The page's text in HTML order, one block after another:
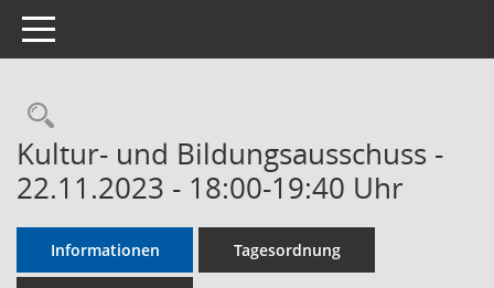
Toggle navigation
Rechercheauswahl
Kultur- und Bildungsausschuss -
22.11.2023 - 18:00-19:40 Uhr
Informationen Tagesordnung